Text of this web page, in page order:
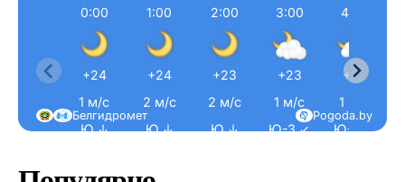
0:00
+24
1 м/с
Ю ↓
1:00
+24
2 м/с
Ю ↓
2:00
+23
2 м/с
Ю ↓
3:00
+23
1 м/с
Ю-З ↙
4:00
+22
1 м/с
Ю-З ↙
Pogoda.by
Белгидромет